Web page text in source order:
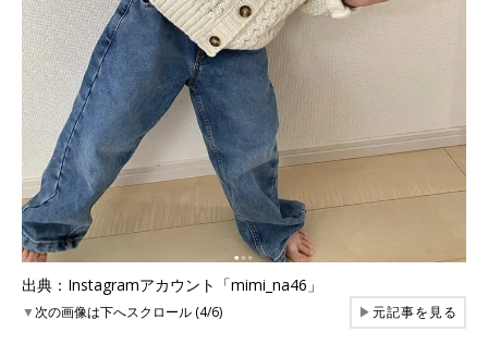
出典：Instagramアカウント「mimi_na46」
▼次の画像は下へスクロール (4/6) ▶元記事を見る